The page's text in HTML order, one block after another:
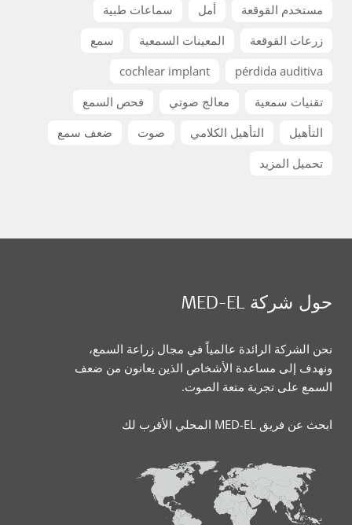
مستخدم القوقعة
أمل
سماعات طبية
زرعات القوقعة
المعينات السمعية
سمع
pérdida auditiva
cochlear implant
تقنيات سمعية
معالج صوتي
فحص السمع
التأهيل
التأهيل الكلامي صوت
ضعف سمع
تحميل المزيد
حول شركة MED-EL
نحن الشركة الرائدة عالمياً في مجال زراعة السمع،
ونهدف إلى مساعدة الأشخاص الذين يعانون من ضعف
السمع على تجربة متعة الصوت.
ابحث عن فريق MED-EL المحلي الأقرب لك